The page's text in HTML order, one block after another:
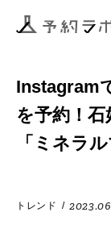
アクティビティ
Instagram
を予約！
「ミネラ
トレンド /